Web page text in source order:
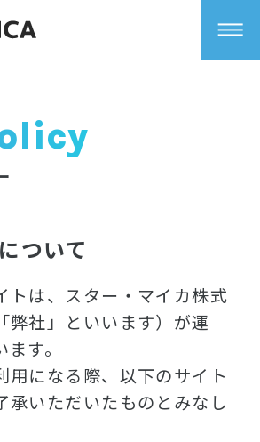
ついて
トは、スター・マイカ株式
弊社」といいます）が運
す。
用になる際、以下のサイト
承いただいたものとみなし